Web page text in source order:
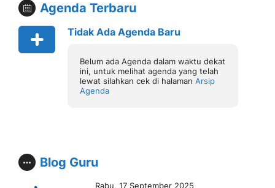
Agenda Terbaru
Tidak Ada Agenda Baru
Belum ada Agenda dalam waktu dekat
ini, untuk melihat agenda yang telah
lewat silahkan cek di halaman Arsip
Agenda
Blog Guru
Rabu, 17 September 2025